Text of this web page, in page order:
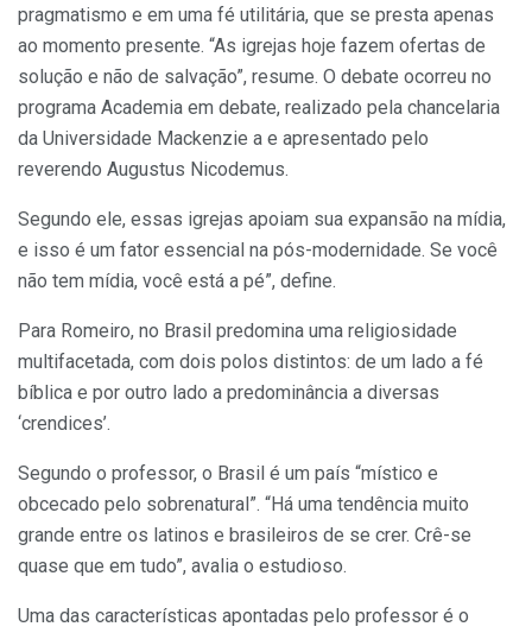
pragmatismo e em uma fé utilitária, que se presta apenas
ao momento presente. “As igrejas hoje fazem ofertas de
solução e não de salvação”, resume. O debate ocorreu no
programa Academia em debate, realizado pela chancelaria
da Universidade Mackenzie a e apresentado pelo
reverendo Augustus Nicodemus.
Segundo ele, essas igrejas apoiam sua expansão na mídia,
e isso é um fator essencial na pós-modernidade. Se você
não tem mídia, você está a pé”, define.
Para Romeiro, no Brasil predomina uma religiosidade
multifacetada, com dois polos distintos: de um lado a fé
bíblica e por outro lado a predominância a diversas
‘crendices’.
Segundo o professor, o Brasil é um país “místico e
obcecado pelo sobrenatural”. “Há uma tendência muito
grande entre os latinos e brasileiros de se crer. Crê-se
quase que em tudo”, avalia o estudioso.
Uma das características apontadas pelo professor é o